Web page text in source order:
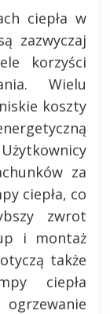
ciepła w
zazwyczaj
korzyści
Wielu
koszty
za
ciepła, co
zwrot
i montaż
także
ciepła